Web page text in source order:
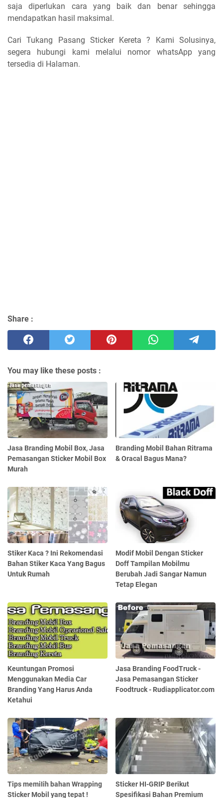
saja diperlukan cara yang baik dan benar sehingga
mendapatkan hasil maksimal.
Cari Tukang Pasang Sticker Kereta ? Kami Solusinya,
segera hubungi kami melalui nomor whatsApp yang
tersedia di Halaman.
Share :
You may like these posts :
Jasa Branding Mobil Box, Jasa
Pemasangan Sticker Mobil Box
Murah
Branding Mobil Bahan Ritrama
& Oracal Bagus Mana?
Stiker Kaca ? Ini Rekomendasi
Bahan Stiker Kaca Yang Bagus
Untuk Rumah
Modif Mobil Dengan Sticker
Doff Tampilan Mobilmu
Berubah Jadi Sangar Namun
Tetap Elegan
Keuntungan Promosi
Menggunakan Media Car
Branding Yang Harus Anda
Ketahui
Jasa Branding FoodTruck -
Jasa Pemasangan Sticker
Foodtruck - Rudiapplicator.com
Tips mеmіӏіһ bahan Wrapping
Sticker Mobil yang tepat !
Sticker HI-GRIP Berikut
Spesifikasi Bahan Premium